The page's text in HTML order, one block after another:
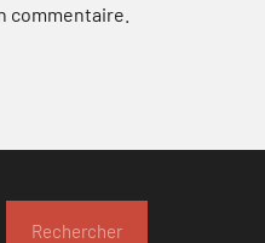
commentaire.
Rechercher